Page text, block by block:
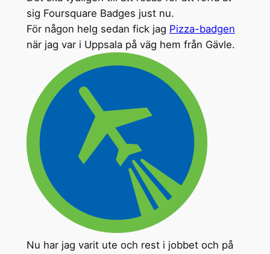
sig Foursquare Badges just nu.
För någon helg sedan fick jag Pizza-badgen
när jag var i Uppsala på väg hem från Gävle.
Nu har jag varit ute och rest i jobbet och på